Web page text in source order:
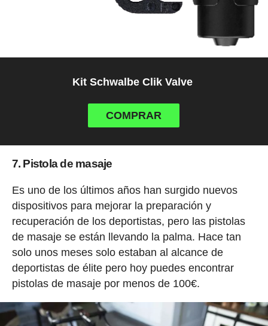
Kit Schwalbe Clik Valve
COMPRAR
7. Pistola de masaje
Es uno de los últimos años han surgido nuevos
dispositivos para mejorar la preparación y
recuperación de los deportistas, pero las pistolas
de masaje se están llevando la palma. Hace tan
solo unos meses solo estaban al alcance de
deportistas de élite pero hoy puedes encontrar
pistolas de masaje por menos de 100€.